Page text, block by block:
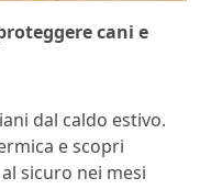
cani e
dal caldo estivo.
e scopri
sicuro nei mesi